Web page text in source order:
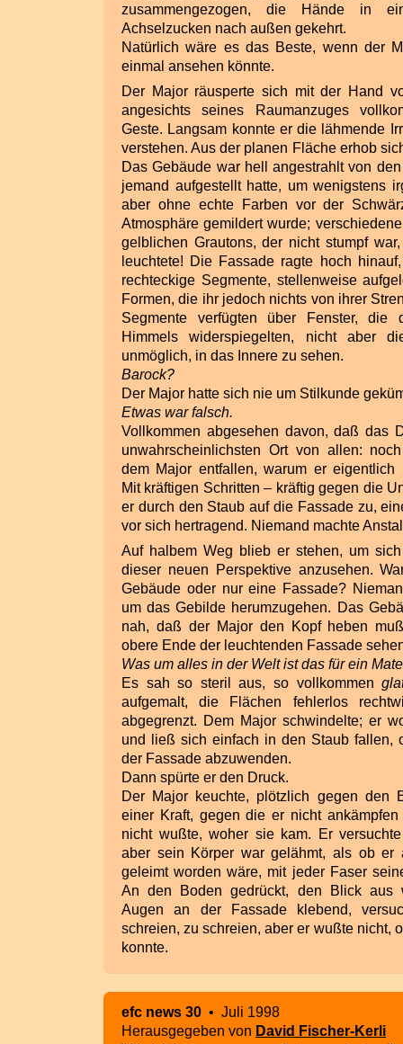
zusammengezogen, die Hände in
Achselzucken nach außen gekehrt.
Natürlich wäre es das Beste, wenn der
einmal ansehen könnte.
Der Major räusperte sich mit der Hand
angesichts seines Raumanzuges
Geste. Langsam konnte er die lähmende
verstehen. Aus der planen Fläche erhob
Das Gebäude war hell angestrahlt von
jemand aufgestellt hatte, um wenigstens
aber ohne echte Farben vor der
Atmosphäre gemildert wurde;
gelblichen Grautons, der nicht stumpf
leuchtete! Die Fassade ragte hoch
rechteckige Segmente, stellenweise
Formen, die ihr jedoch nichts von ihrer
Segmente verfügten über Fenster, die
Himmels widerspiegelten, nicht aber
unmöglich, in das Innere zu sehen.
Barock?
Der Major hatte sich nie um Stilkunde
Etwas war falsch.
Vollkommen abgesehen davon, daß das
unwahrscheinlichsten Ort von allen:
dem Major entfallen, warum er eigentlich
Mit kräftigen Schritten – kräftig gegen die
er durch den Staub auf die Fassade zu,
vor sich hertragend. Niemand machte
Auf halbem Weg blieb er stehen, um
dieser neuen Perspektive anzusehen.
Gebäude oder nur eine Fassade?
um das Gebilde herumzugehen. Das
nah, daß der Major den Kopf heben
obere Ende der leuchtenden Fassade
Was um alles in der Welt ist das für ein
Es sah so steril aus, so vollkommen
aufgemalt, die Flächen fehlerlos
abgegrenzt. Dem Major schwindelte; er
und ließ sich einfach in den Staub fallen,
der Fassade abzuwenden.
Dann spürte er den Druck.
Der Major keuchte, plötzlich gegen den
einer Kraft, gegen die er nicht
nicht wußte, woher sie kam. Er
aber sein Körper war gelähmt, als ob er
geleimt worden wäre, mit jeder Faser
An den Boden gedrückt, den Blick aus
Augen an der Fassade klebend,
schreien, zu schreien, aber er wußte nicht,
konnte.
efc news 30 • Juli 1998
Herausgegeben von David Fischer-Kerli